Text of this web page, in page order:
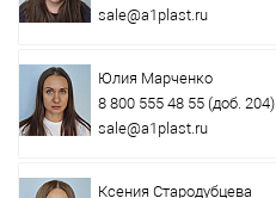
sale@a1plast.ru
Юлия Марченко
8 800 555 48 55 (доб. 204)
sale@a1plast.ru
Ксения Стародубцева